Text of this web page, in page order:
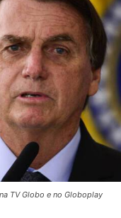
TV Globo e no Globoplay